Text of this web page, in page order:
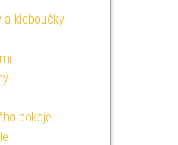
a kloboučky
pokoje